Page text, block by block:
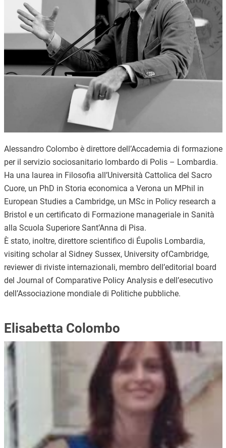
Alessandro Colombo è direttore dell’Accademia di formazione
per il servizio sociosanitario lombardo di Polis – Lombardia.
Ha una laurea in Filosofia all’Università Cattolica del Sacro
Cuore, un PhD in Storia economica a Verona un MPhil in
European Studies a Cambridge, un MSc in Policy research a
Bristol e un certificato di Formazione manageriale in Sanità
alla Scuola Superiore Sant’Anna di Pisa.
È stato, inoltre, direttore scientifico di Éupolis Lombardia,
visiting scholar al Sidney Sussex, University ofCambridge,
reviewer di riviste internazionali, membro dell’editorial board
del Journal of Comparative Policy Analysis e dell’esecutivo
dell’Associazione mondiale di Politiche pubbliche.
Elisabetta Colombo
Immagine